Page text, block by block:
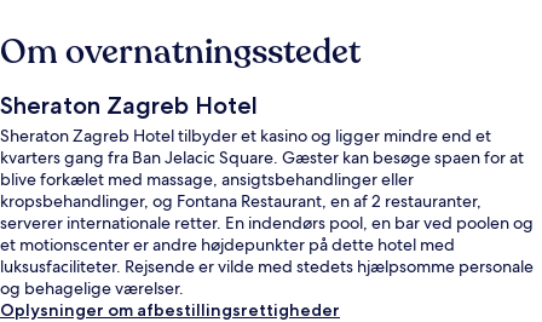
Om overnatningsstedet
Sheraton Zagreb Hotel
Sheraton Zagreb Hotel tilbyder et kasino og ligger mindre end et
kvarters gang fra Ban Jelacic Square. Gæster kan besøge spaen for at
blive forkælet med massage, ansigtsbehandlinger eller
kropsbehandlinger, og Fontana Restaurant, en af 2 restauranter,
serverer internationale retter. En indendørs pool, en bar ved poolen og
et motionscenter er andre højdepunkter på dette hotel med
luksusfaciliteter. Rejsende er vilde med stedets hjælpsomme personale
og behagelige værelser.
Oplysninger om afbestillingsrettigheder